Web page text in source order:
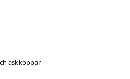
askkoppar